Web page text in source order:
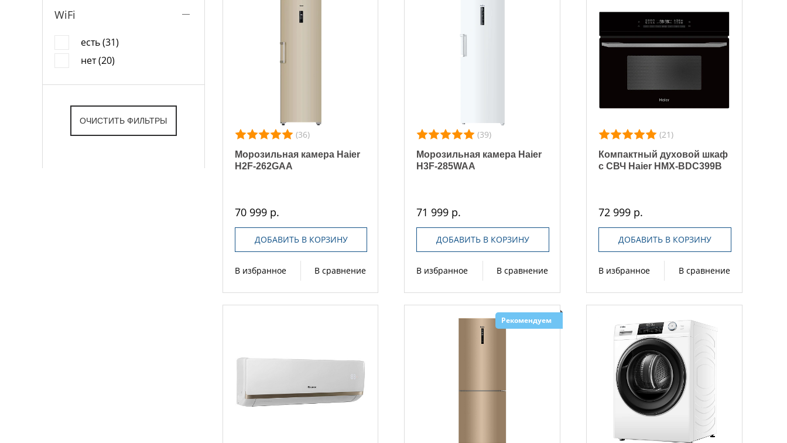
WiFi
есть (31)
нет (20)
(36)
Морозильная камера Haier
H2F-262GAA
70 999 р.
ДОБАВИТЬ В КОРЗИНУ
В избранное В сравнение
(39)
Морозильная камера Haier
H3F-285WAA
71 999 р.
ДОБАВИТЬ В КОРЗИНУ
В избранное В сравнение
(21)
Компактный духовой шкаф
с СВЧ Haier HMX-BDC399B
72 999 р.
ДОБАВИТЬ В КОРЗИНУ
В избранное В сравнение
Рекомендуем